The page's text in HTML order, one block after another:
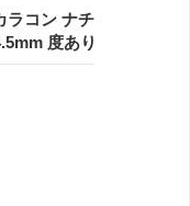
ラコン ナチ
度あり